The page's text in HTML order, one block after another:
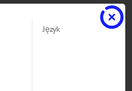
wyniesie 269,8 mln
aktualizują swoje
część tych gadżetów
Język